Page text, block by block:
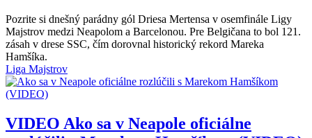
Pozrite si dnešný parádny gól Driesa Mertensa v osemfinále Ligy
Majstrov medzi Neapolom a Barcelonou. Pre Belgičana to bol 121.
zásah v drese SSC, čím dorovnal historický rekord Mareka
Hamšíka.
Liga Majstrov
VIDEO Ako sa v Neapole oficiálne